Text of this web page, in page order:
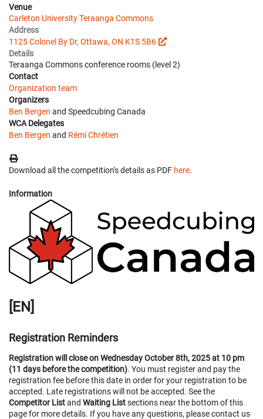
Venue
Carleton University Teraanga Commons
Address
1125 Colonel By Dr, Ottawa, ON K1S 5B6
Details
Teraanga Commons conference rooms (level 2)
Contact
Organization team
Organizers
Ben Bergen and Speedcubing Canada
WCA Delegates
Ben Bergen and Rémi Chrétien
Download all the competition's details as PDF here.
Information
[EN]
Registration Reminders
Registration will close on Wednesday October 8th, 2025 at 10 pm
(11 days before the competition). You must register and pay the
registration fee before this date in order for your registration to be
accepted. Late registrations will not be accepted. See the
Competitor Listand Waiting Listsections near the bottom of this
page for more details. If you have any questions, please contact us